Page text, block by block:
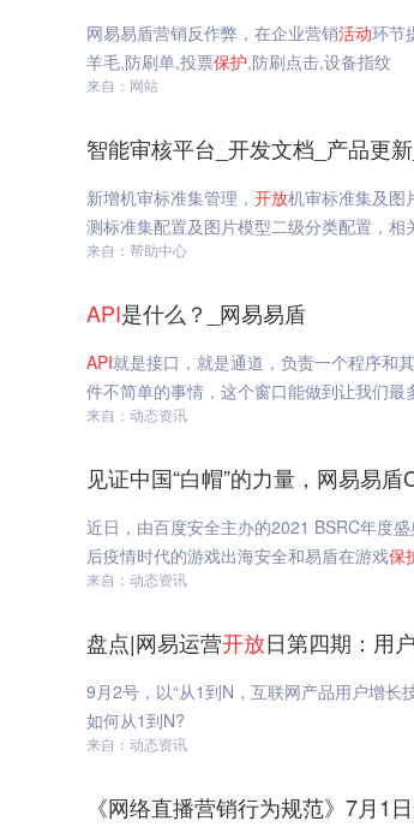
网易易盾营销反作弊，在企业营销活动环节
羊毛,防刷单,投票保护,防刷点击,设备指纹
来自：网站
智能审核平台_开发文档_产品更
新增机审标准集管理， 开放机审标准集及图
测标准集配置及图片模型二级分类配置，相
来自：帮助中心
API是什么？_网易易盾
API就是接口，就是通道，负责一个程序和
件不简单的事情，这个窗口能做到让我们最
来自：动态资讯
见证中国“白帽”的力量，网易易
近日，由百度安全主办的2021 BSRC年度
后疫情时代的游戏出海安全和易盾在游戏保
来自：动态资讯
盘点|网易运营开放日第四期：用
9月2号，以“从1到N，互联网产品用户增长
如何从1到N?
来自：动态资讯
《网络直播营销行为规范》7月1